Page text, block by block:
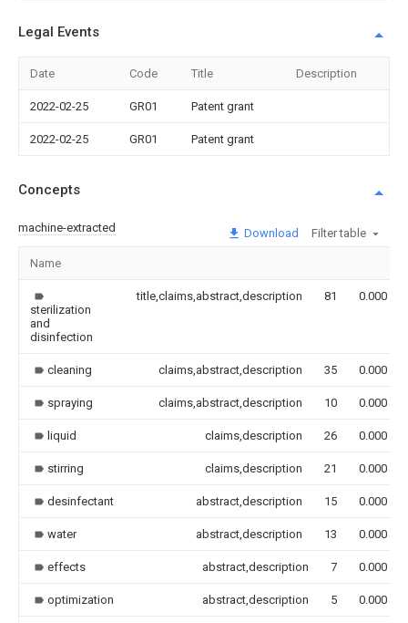
Legal Events
Date Code Title Description
2022-02-25 GR01 Patent grant
2022-02-25 GR01 Patent grant
Concepts
machine-extracted Download Filter table
Name
sterilization
and
disinfection
title,claims,abstract,description 81 0.000
cleaning claims,abstract,description 35 0.000
spraying claims,abstract,description 10 0.000
liquid claims,description 26 0.000
stirring claims,description 21 0.000
desinfectant abstract,description 15 0.000
water abstract,description 13 0.000
effects abstract,description 7 0.000
optimization abstract,description 5 0.000